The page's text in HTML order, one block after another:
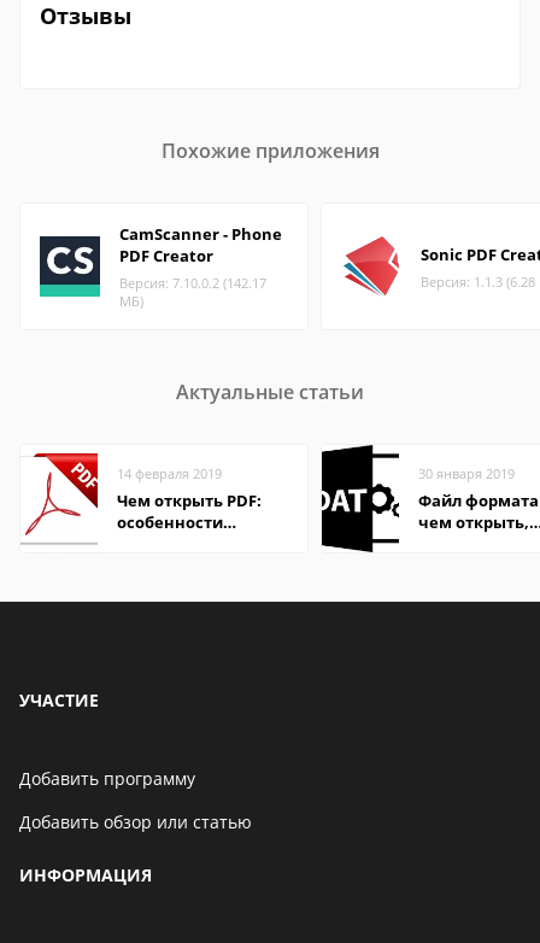
Отзывы
Похожие приложения
CamScanner - Phone
PDF Creator
Версия: 7.10.0.2 (142.17
МБ)
Sonic PDF
Версия: 1.1.3
Актуальные статьи
14 февраля 2019
Чем открыть PDF:
особенности
30 января 2019
Файл формата
чем открыть,
УЧАСТИЕ
Добавить программу
Добавить обзор или статью
ИНФОРМАЦИЯ